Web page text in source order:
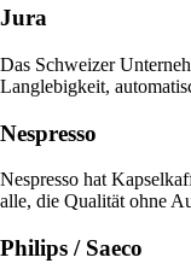
Jura
Das Schweizer
Langlebigkeit,
Nespresso
Nespresso hat
alle, die Qualität ohne
Philips / Saeco